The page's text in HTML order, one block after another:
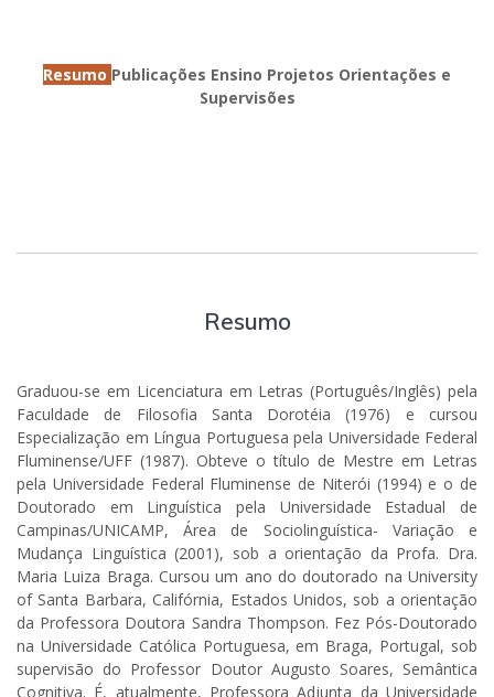
Resumo Publicações Ensino Projetos Orientações e
Supervisões
Resumo
Graduou-se em Licenciatura em Letras (Português/Inglês) pela
Faculdade de Filosofia Santa Dorotéia (1976) e cursou
Especialização em Língua Portuguesa pela Universidade Federal
Fluminense/UFF (1987). Obteve o título de Mestre em Letras
pela Universidade Federal Fluminense de Niterói (1994) e o de
Doutorado em Linguística pela Universidade Estadual de
Campinas/UNICAMP, Área de Sociolinguística- Variação e
Mudança Linguística (2001), sob a orientação da Profa. Dra.
Maria Luiza Braga. Cursou um ano do doutorado na University
of Santa Barbara, Califórnia, Estados Unidos, sob a orientação
da Professora Doutora Sandra Thompson. Fez Pós-Doutorado
na Universidade Católica Portuguesa, em Braga, Portugal, sob
supervisão do Professor Doutor Augusto Soares, Semântica
Cognitiva. É, atualmente, Professora Adjunta da Universidade